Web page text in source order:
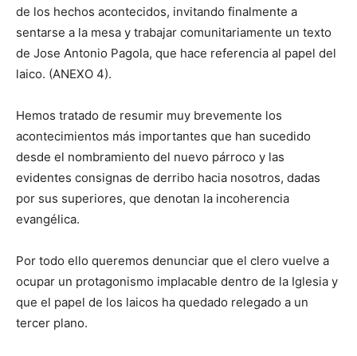
de los hechos acontecidos, invitando finalmente a
sentarse a la mesa y trabajar comunitariamente un texto
de Jose Antonio Pagola, que hace referencia al papel del
laico. (ANEXO 4).
Hemos tratado de resumir muy brevemente los
acontecimientos más importantes que han sucedido
desde el nombramiento del nuevo párroco y las
evidentes consignas de derribo hacia nosotros, dadas
por sus superiores, que denotan la incoherencia
evangélica.
Por todo ello queremos denunciar que el clero vuelve a
ocupar un protagonismo implacable dentro de la Iglesia y
que el papel de los laicos ha quedado relegado a un
tercer plano.